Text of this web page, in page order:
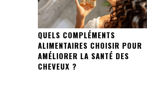
QUELS COMPLÉMENTS
ALIMENTAIRES CHOISIR POUR
AMÉLIORER LA SANTÉ DES
CHEVEUX ?